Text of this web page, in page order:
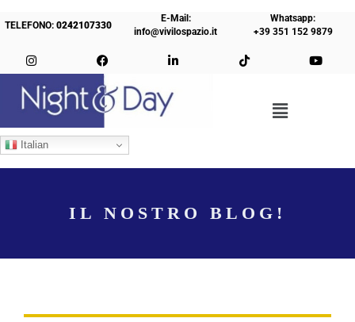
TELEFONO:0242107330
E-Mail:
info@vivilospazio.it
Whatsapp:
+39 351 152 9879
Italian
IL NOSTRO BLOG!